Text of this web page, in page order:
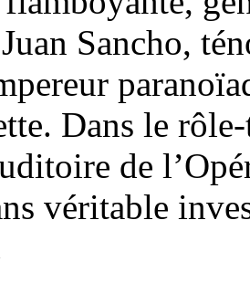
Sancho,
Dans le
de
véritable